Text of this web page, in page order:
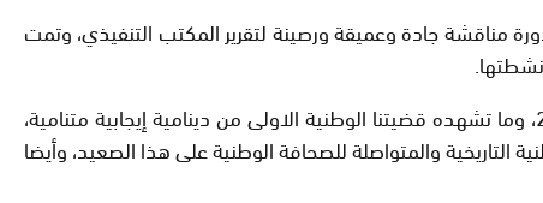
مناقشة جادة وعميقة ورصينة لتقرير المكتب التنفيذي، وتمت
وتزامن هذا الإجتماع مع تبني مجلس الأمن التابع للأمم المتحدة، للقرار 2756، الذي يمدد ولاية المينورسو إلى غاية 31 أكتوبر 2025، وما تشهده قضيتنا الوطنية الاولى من دينامية إيجابية متنامية،
التاريخية والمتواصلة للصحافة الوطنية على هذا الصعيد، وأيضا